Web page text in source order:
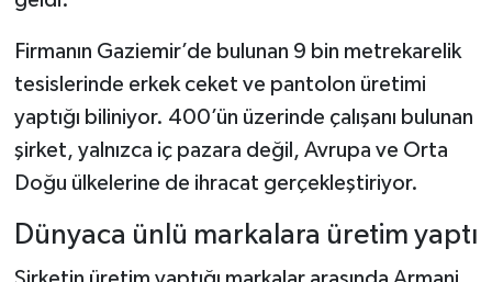
Firmanın Gaziemir’de bulunan 9 bin metrekarelik
tesislerinde erkek ceket ve pantolon üretimi
yaptığı biliniyor. 400’ün üzerinde çalışanı bulunan
şirket, yalnızca iç pazara değil, Avrupa ve Orta
Doğu ülkelerine de ihracat gerçekleştiriyor.
Dünyaca ünlü markalara üretim yaptı